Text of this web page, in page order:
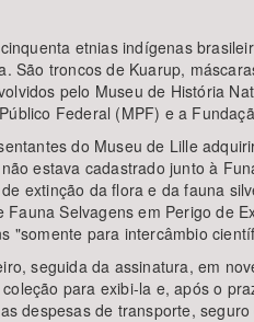
etnias indígenas
troncos de Kuarup,
pelo Museu de História
Federal (MPF) e a
do Museu de Lille
estava cadastrado junto à
extinção da flora e da fauna
Selvagens em Perigo de
"somente para intercâmbio
seguida da assinatura, em
para exibi-la e, após o
despesas de transporte,